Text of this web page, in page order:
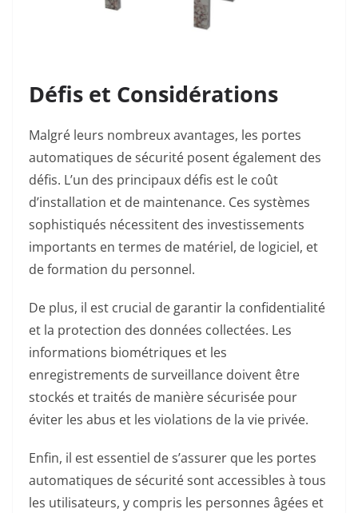
Défis et Considérations
Malgré leurs nombreux avantages, les portes
automatiques de sécurité posent également des
défis. L’un des principaux défis est le coût
d’installation et de maintenance. Ces systèmes
sophistiqués nécessitent des investissements
importants en termes de matériel, de logiciel, et
de formation du personnel.
De plus, il est crucial de garantir la confidentialité
et la protection des données collectées. Les
informations biométriques et les
enregistrements de surveillance doivent être
stockés et traités de manière sécurisée pour
éviter les abus et les violations de la vie privée.
Enfin, il est essentiel de s’assurer que les portes
automatiques de sécurité sont accessibles à tous
les utilisateurs, y compris les personnes âgées et